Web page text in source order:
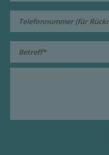
"Alte Kelter"
Kelterweg 7
70734 Fellbach
Telefon 0711/5 78 82 70
http://www.hotel-alte-
kelter.de/de/willkommen-
im-hotel-alten-kelter-in-